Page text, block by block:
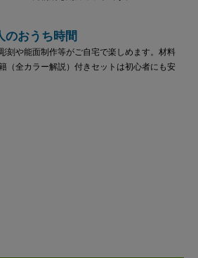
のおうち時間
刻や能面制作等がご自宅で楽しめます。材料
（全カラー解説）付きセットは初心者にも安